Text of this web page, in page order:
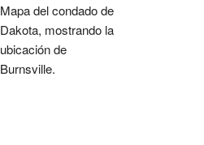
Mapa del condado de
Dakota, mostrando la
ubicación de
Burnsville.